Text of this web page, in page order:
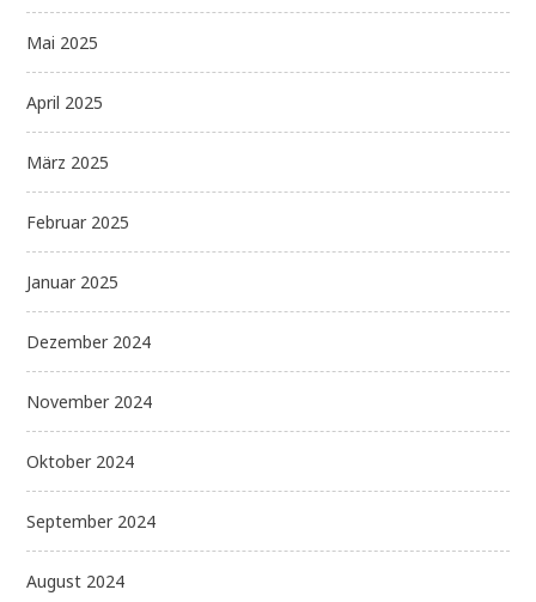
Mai 2025
April 2025
März 2025
Februar 2025
Januar 2025
Dezember 2024
November 2024
Oktober 2024
September 2024
August 2024